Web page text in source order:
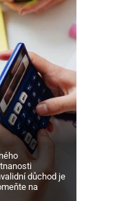
důchod je
na